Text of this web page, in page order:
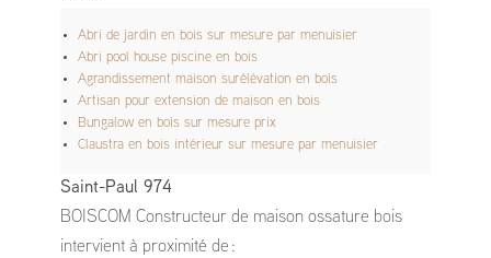
Abri de jardin en bois sur mesure par menuisier
Abri pool house piscine en bois
Agrandissement maison surélévation en bois
Artisan pour extension de maison en bois
Bungalow en bois sur mesure prix
Claustra en bois intérieur sur mesure par menuisier
Saint-Paul 974
BOISCOM Constructeur de maison ossature bois
intervient à proximité de :